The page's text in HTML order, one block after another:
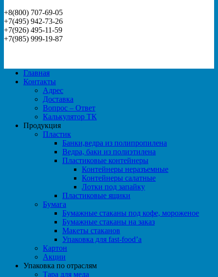
+8(800) 707-69-05
+7(495) 942-73-26
+7(926) 495-11-59
+7(985) 999-19-87
Главная
Контакты
Адрес
Доставка
Вопрос – Ответ
Калькулятор ТК
Продукция
Пластик
Банки,ведра из полипропилена
Ведра, баки из полиэтилена
Пластиковые контейнеры
Контейнеры неразъемные
Контейнеры салатные
Лотки под запайку
Пластиковые ящики
Бумага
Бумажные стаканы под кофе, мороженое
Бумажные стаканы на заказ
Макеты стаканов
Упаковка для fast-food’а
Картон
Акции
Упаковка по отраслям
Тара для меда